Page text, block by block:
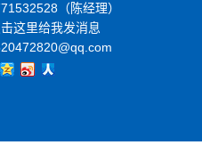
（陈经理）